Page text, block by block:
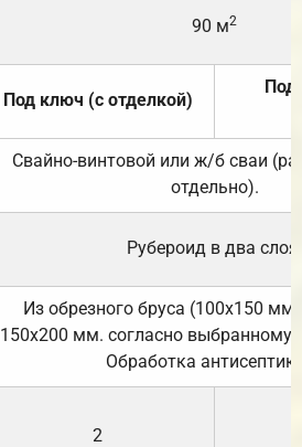
90 м2
Под ключ (с отделкой)
Под
Свайно-винтовой или ж/б сваи
отдельно).
Рубероид в два слоя.
Из обрезного бруса (100х150
150х200 мм. согласно выбранному
Обработка
2